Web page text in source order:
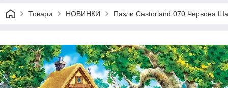
Товари НОВИНКИ Пазли Castorland 070 Червона